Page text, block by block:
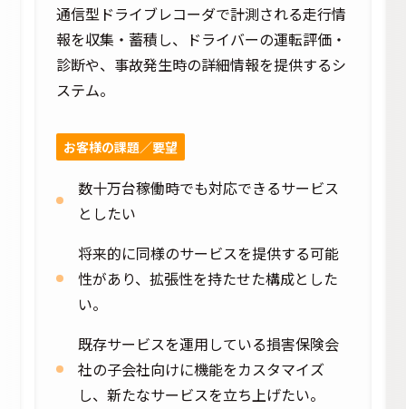
通信型ドライブレコーダで計測される走行情
報を収集・蓄積し、ドライバーの運転評価・
診断や、事故発生時の詳細情報を提供するシ
ステム。
お客様の課題／要望​
数十万台稼働時でも対応できるサービス
としたい
将来的に同様のサービスを提供する可能
性があり、拡張性を持たせた構成とした
い。
既存サービスを運用している損害保険会
社の子会社向けに機能をカスタマイズ
し、新たなサービスを立ち上げたい。